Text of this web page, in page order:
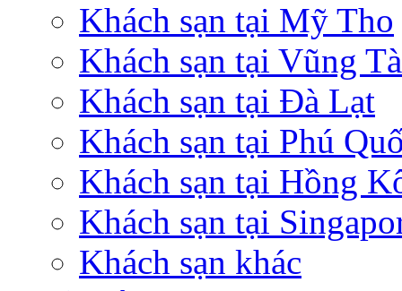
Khách sạn tại Mỹ Tho
Khách sạn tại Vũng
Khách sạn tại Đà Lạt
Khách sạn tại Phú
Khách sạn tại Hồng
Khách sạn tại
Khách sạn khác